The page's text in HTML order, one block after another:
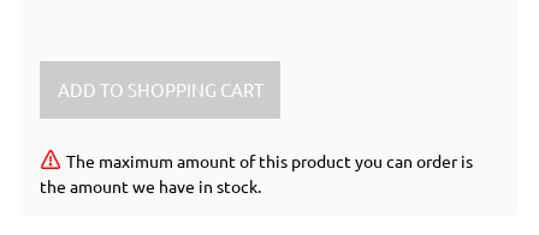
The maximum amount of this product you can order is
the amount we have in stock.